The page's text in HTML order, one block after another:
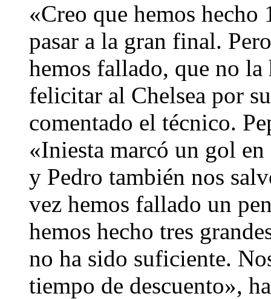
«Creo que hemos
pasar a la gran final.
hemos fallado, que no
felicitar al Chelsea por
comentado el técnico.
«Iniesta marcó un gol
y Pedro también nos
vez hemos fallado un
hemos hecho tres
no ha sido suficiente.
tiempo de descuento»,